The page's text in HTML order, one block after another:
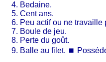
Bedaine.
Cent ans.
Peu actif ou ne travaille
Boule de jeu.
Perte du goût.
Balle au filet. ⏹